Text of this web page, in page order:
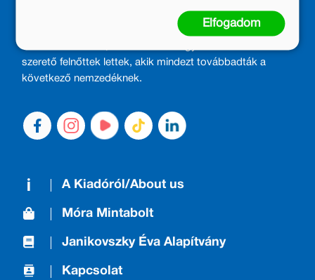
Kiadónk generációkat ajándékozott és ajándékoz meg az
szerető felnőttek lettek, akik mindezt továbbadták a
következő nemzedéknek.
A Kiadóról/About us
Móra Mintabolt
Janikovszky Éva Alapítvány
Kapcsolat
Elfogadom